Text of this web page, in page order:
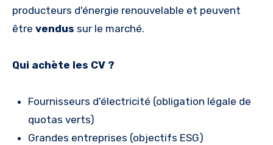
producteurs d'énergie renouvelable et peuvent
être vendus sur le marché.
Qui achète les CV ?
Fournisseurs d'électricité (obligation légale de
quotas verts)
Grandes entreprises (objectifs ESG)